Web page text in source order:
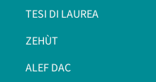
TESI DI LAUREA
ZEHÙT
ALEF DAC